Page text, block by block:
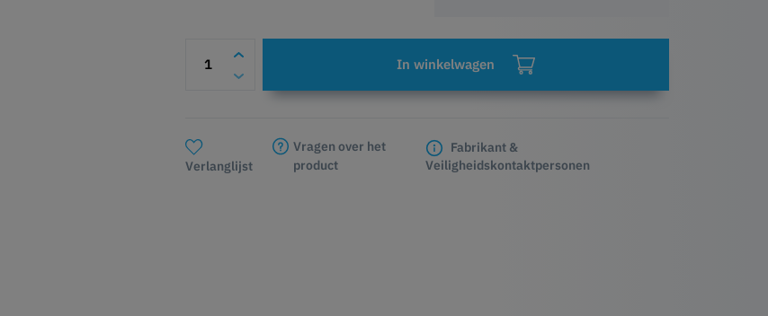
In winkelwagen
Verlanglijst
Vragen over het
product
Fabrikant &
Veiligheidskontaktpersonen